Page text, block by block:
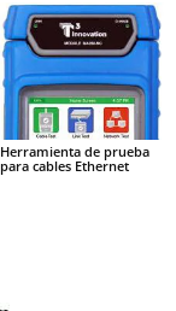
Herramienta de prueba
para cables Ethernet